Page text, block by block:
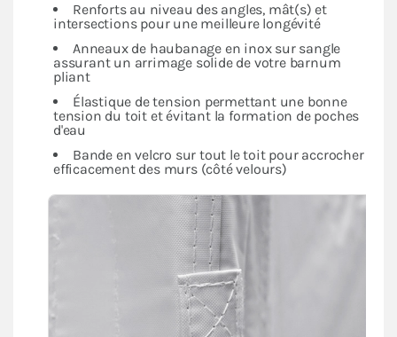
Renforts au niveau des angles, mât(s) et
intersections pour une meilleure longévité
Anneaux de haubanage en inox sur sangle
assurant un arrimage solide de votre barnum
pliant
Élastique de tension permettant une bonne
tension du toit et évitant la formation de poches
d'eau
Bande en velcro sur tout le toit pour accrocher
efficacement des murs (côté velours)